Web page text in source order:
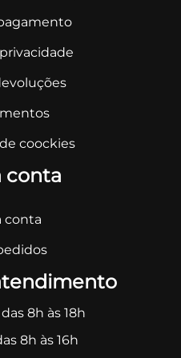
coockies
conta
conta
8h às 18h
8h às 16h